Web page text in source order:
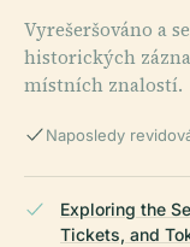
Vyrešeršováno a
historických
místních znalostí.
Naposledy
Exploring the
Tickets, and